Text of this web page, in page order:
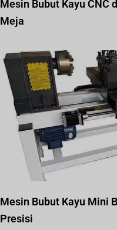
Mesin Bubut Kayu CNC
Meja
Mesin Bubut Kayu Mini
Presisi